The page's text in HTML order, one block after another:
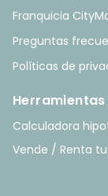
Franquicia
Preguntas
Políticas de
Herramientas
Calculadora
Vende / Renta